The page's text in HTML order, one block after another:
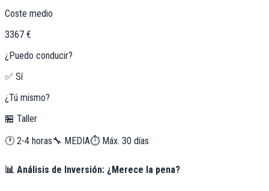
Coste medio
3367 €
¿Puedo conducir?
✅ Sí
¿Tú mismo?
🏪 Taller
🕐 2-4 horas🔧 MEDIA⏱️ Máx. 30 días
📊 Análisis de Inversión: ¿Merece la pena?